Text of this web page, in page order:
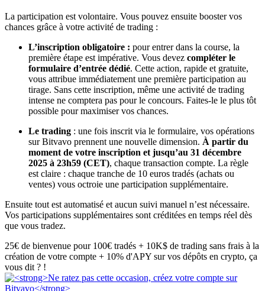
La participation est volontaire. Vous pouvez ensuite booster vos
chances grâce à votre activité de trading :
L’inscription obligatoire : pour entrer dans la course, la
première étape est impérative. Vous devez compléter le
formulaire d’entrée dédié. Cette action, rapide et gratuite,
vous attribue immédiatement une première participation au
tirage. Sans cette inscription, même une activité de trading
intense ne comptera pas pour le concours. Faites-le le plus tôt
possible pour maximiser vos chances.
Le trading : une fois inscrit via le formulaire, vos opérations
sur Bitvavo prennent une nouvelle dimension. À partir du
moment de votre inscription et jusqu’au 31 décembre
2025 à 23h59 (CET), chaque transaction compte. La règle
est claire : chaque tranche de 10 euros tradés (achats ou
ventes) vous octroie une participation supplémentaire.
Ensuite tout est automatisé et aucun suivi manuel n’est nécessaire.
Vos participations supplémentaires sont créditées en temps réel dès
que vous tradez.
25€ de bienvenue pour 100€ tradés + 10K$ de trading sans frais à la
création de votre compte + 10% d'APY sur vos dépôts en crypto, ça
vous dit ? !